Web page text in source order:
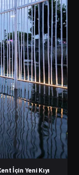
İçin Yeni Kıyı